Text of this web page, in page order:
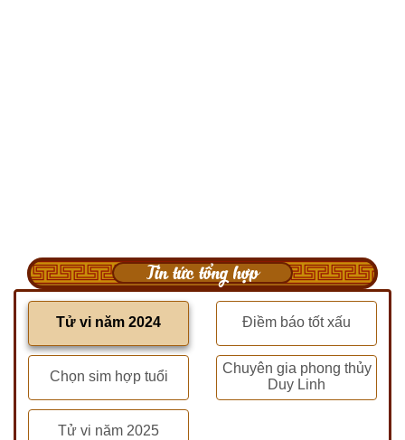
Tin tức tổng hợp
Tử vi năm 2024 Điềm báo tốt xấu
Chọn sim hợp tuổi
Chuyên gia phong thủy
Duy Linh
Tử vi năm 2025